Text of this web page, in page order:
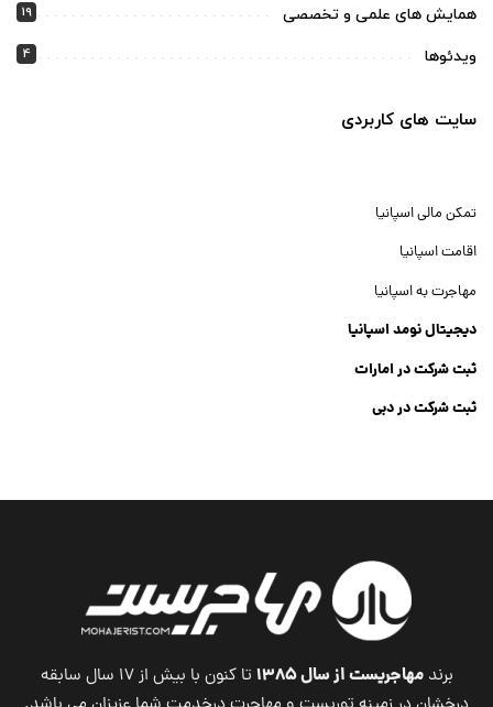
همایش های علمی و تخصصی 19
ویدئوها 4
سایت های کاربردی
تمکن مالی اسپانیا
اقامت اسپانیا
مهاجرت به اسپانیا
دیجیتال نومد اسپانیا
ثبت شرکت در امارات
ثبت شرکت در دبی
برندمهاجریست از سال ۱۳۸۵
تا کنون با بیش از ۱۷ سال سابقه